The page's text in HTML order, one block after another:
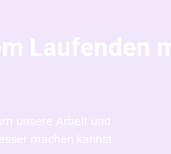
Laufenden
unsere Arbeit und
machen kannst.